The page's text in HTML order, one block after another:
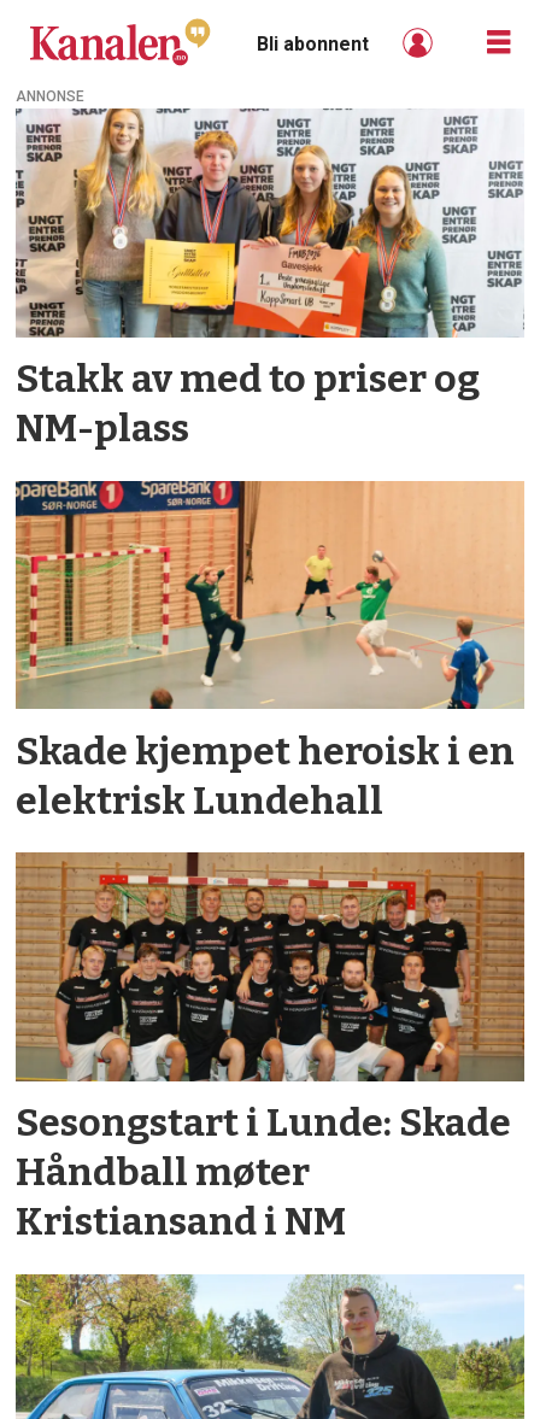
Bli abonnent
Tag:
nm
ANNONSE
Stakk av med to priser og
NM-plass
Skade kjempet heroisk i en
elektrisk Lundehall
Sesong­start i Lunde: Skade
Håndball møter
Kristiansand i NM